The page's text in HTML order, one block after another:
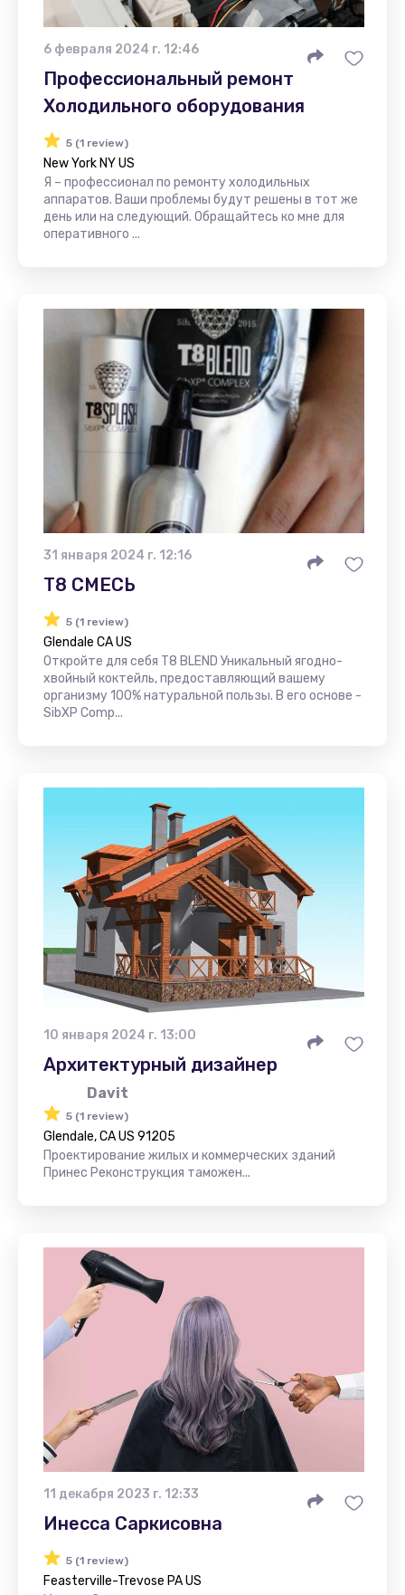
6 февраля 2024 г. 12:46
Профессиональный ремонт
Холодильного оборудования
5 (1 review)
New York NY US
Я – профессионал по ремонту холодильных
аппаратов. Ваши проблемы будут решены в тот же
день или на следующий. Обращайтесь ко мне для
оперативного ...
31 января 2024 г. 12:16
Т8 СМЕСЬ
5 (1 review)
Glendale CA US
Откройте для себя T8 BLEND Уникальный ягодно-
хвойный коктейль, предоставляющий вашему
организму 100% натуральной пользы. В его основе -
SibXP Comp...
10 января 2024 г. 13:00
Архитектурный дизайнер
Davit
5 (1 review)
Glendale, CA US 91205
Проектирование жилых и коммерческих зданий
Принес Реконструкция таможен...
11 декабря 2023 г. 12:33
Инесса Саркисовна
5 (1 review)
Feasterville-Trevose PA US